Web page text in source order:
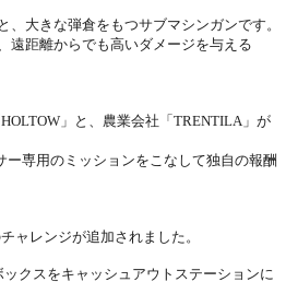
大きな弾倉をもつサブマシンガンです。
距離からでも高いダメージを与える
」と、農業会社「TRENTILA」が
専用のミッションをこなして独自の報酬
ャレンジが追加されました。
クスをキャッシュアウトステーションに